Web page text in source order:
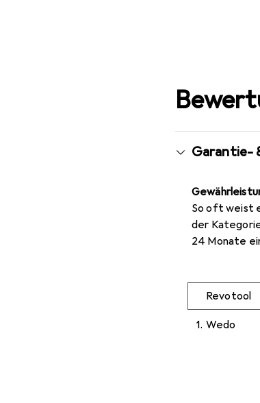
Garantie-
So oft weist
der
24 Monate
Revotool
1. Wedo